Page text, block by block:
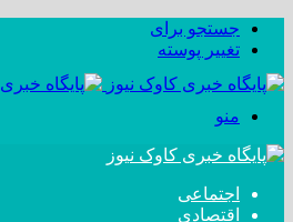
جستجو برای
تغییر پوسته
منو
اجتماعی
اقتصادی